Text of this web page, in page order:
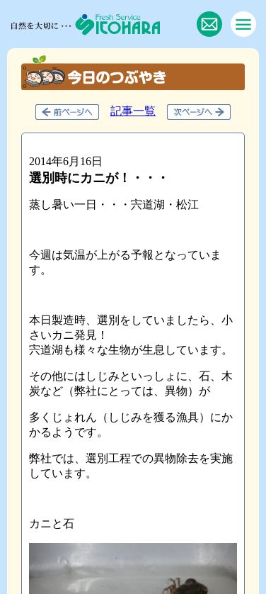
記事一覧
2014年6月16日
選別時にカニが！・・・
蒸し暑い一日・・・宍道湖・松江
今週は気温が上がる予報となっていま
す。
本日製造時、選別をしていましたら、小
さいカニ発見！
宍道湖も様々な生物が生息しています。
その他にはしじみといっしょに、石、木
炭など（弊社にとっては、異物）が
多くじょれん（しじみを獲る漁具）にか
かるようです。
弊社では、選別工程での異物除去を実施
しています。
カニと石